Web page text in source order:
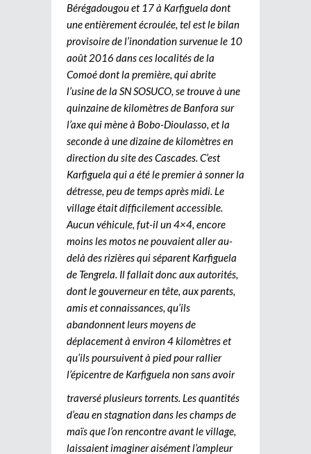
Bérégadougou et 17 à Karfiguela dont
une entièrement écroulée, tel est le bilan
provisoire de l’inondation survenue le 10
août 2016 dans ces localités de la
Comoé dont la première, qui abrite
l’usine de la SN SOSUCO, se trouve à une
quinzaine de kilomètres de Banfora sur
l’axe qui mène à Bobo-Dioulasso, et la
seconde à une dizaine de kilomètres en
direction du site des Cascades. C’est
Karfiguela qui a été le premier à sonner la
détresse, peu de temps après midi. Le
village était difficilement accessible.
Aucun véhicule, fut-il un 4×4, encore
moins les motos ne pouvaient aller au-
delà des rizières qui séparent Karfiguela
de Tengrela. Il fallait donc aux autorités,
dont le gouverneur en tête, aux parents,
amis et connaissances, qu’ils
abandonnent leurs moyens de
déplacement à environ 4 kilomètres et
qu’ils poursuivent à pied pour rallier
l’épicentre de Karfiguela non sans avoir
traversé plusieurs torrents. Les quantités
d’eau en stagnation dans les champs de
maïs que l’on rencontre avant le village,
laissaient imaginer aisément l’ampleur